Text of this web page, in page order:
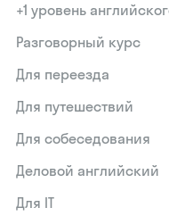
+1 уровень
Разговорный курс
Для переезда
Для путешествий
Для собеседования
Деловой английский
Для IT